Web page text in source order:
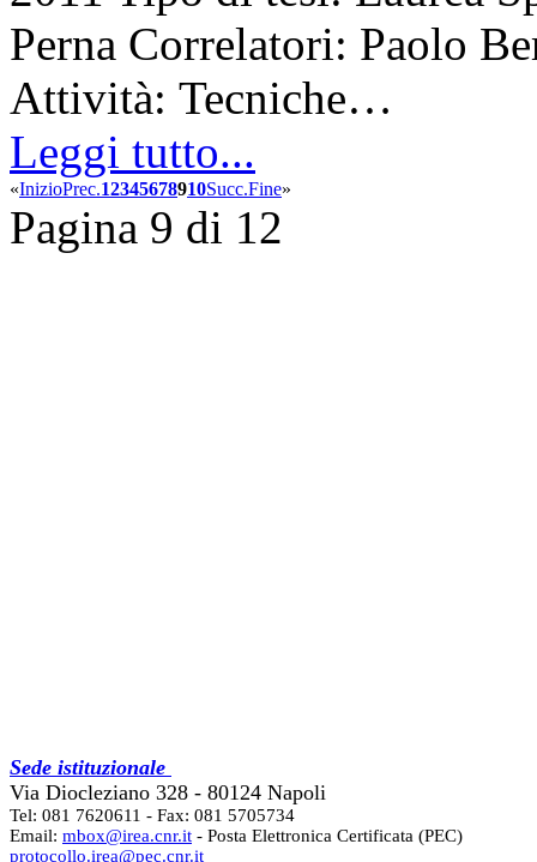
Perna Correlatori: Paolo
Attività: Tecniche…
Leggi tutto...
«InizioPrec.12345678910Succ.Fine»
Pagina 9 di 12
Sede istituzionale
Via Diocleziano 328 - 80124 Napoli
Tel: 081 7620611 - Fax: 081 5705734
Email: mbox@irea.cnr.it - Posta Elettronica Certificata (PEC)
protocollo.irea@pec.cnr.it